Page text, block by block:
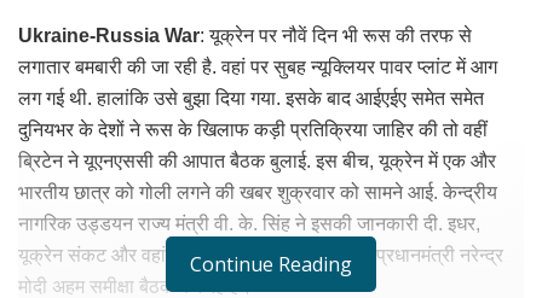
Ukraine-Russia War: यूक्रेन पर नौवें दिन भी रूस की तरफ से
लगातार बमबारी की जा रही है. वहां पर सुबह न्यूक्लियर पावर प्लांट में आग
लग गई थी. हालांकि उसे बुझा दिया गया. इसके बाद आईएईए समेत समेत
दुनियभर के देशों ने रूस के खिलाफ कड़ी प्रतिक्रिया जाहिर की तो वहीं
ब्रिटेन ने यूएनएससी की आपात बैठक बुलाई. इस बीच, यूक्रेन में एक और
भारतीय छात्र को गोली लगने की खबर शुक्रवार को सामने आई. केन्द्रीय
नागरिक उड्डयन राज्य मंत्री वी. के. सिंह ने इसकी जानकारी दी. इधर,
यूक्रेन संकट और वहां पर बने ताजा हालात को लेकल प्रधानमंत्री नरेन्द्र
मोदी अहम समीक्षा बैठक कर रहे हैं।
Continue Reading